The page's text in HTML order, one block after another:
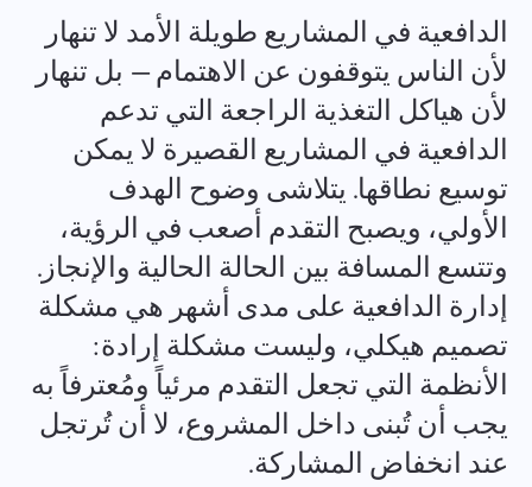
Deutsch
English
Español
Français
עברית
हिन्दी
Italiano
中文 (中国)
الدافعية في المشاريع طويلة الأمد لا تنهار
لأن الناس يتوقفون عن الاهتمام — بل تنهار
لأن هياكل التغذية الراجعة التي تدعم
الدافعية في المشاريع القصيرة لا يمكن
توسيع نطاقها. يتلاشى وضوح الهدف
الأولي، ويصبح التقدم أصعب في الرؤية،
وتتسع المسافة بين الحالة الحالية والإنجاز.
إدارة الدافعية على مدى أشهر هي مشكلة
تصميم هيكلي، وليست مشكلة إرادة:
الأنظمة التي تجعل التقدم مرئياً ومُعترفاً به
يجب أن تُبنى داخل المشروع، لا أن تُرتجل
عند انخفاض المشاركة.
تتبع وقت المهام، ومراقبة الزملاء، وإضافة الوقت يدويًا
المهام
إنشاء مهمة، والعمل عليها مع الزملاء وإغلاقها عند اكتمالها
التقارير
توزيع الموارد باستخدام تقارير الوقت المستغرق لكل مشروع
لوحة كانبان
إدارة المهام على لوحة كانبان، تصفية المهام وتوسيع اللوحة
الخاصة بك